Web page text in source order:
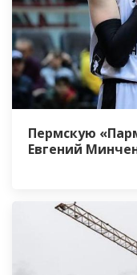
Пермскую
Евгений